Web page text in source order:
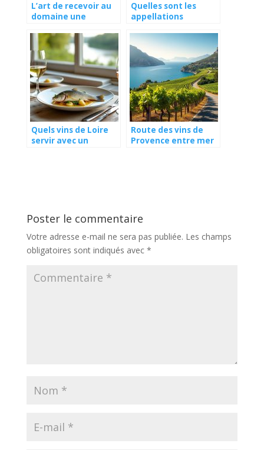
L’art de recevoir au
domaine une
vignerons
Quelles sont les
appellations
connaître
absolument ?
Quels vins de Loire
servir avec un
Route des vins de
Provence entre mer
Poster le commentaire
Votre adresse e-mail ne sera pas publiée. Les champs
obligatoires sont indiqués avec *